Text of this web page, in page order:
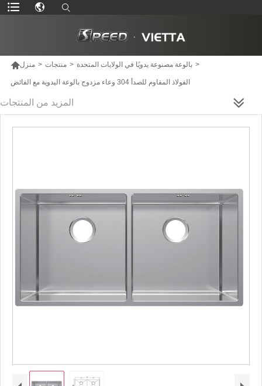
منزل > منتجات > بالوعة مصنوعة يدويًا في الولايات المتحدة >
الفولاذ المقاوم للصدأ 304 وعاء مزدوج بالوعة اليدوية مع الفائض
المزيد من المنتجات